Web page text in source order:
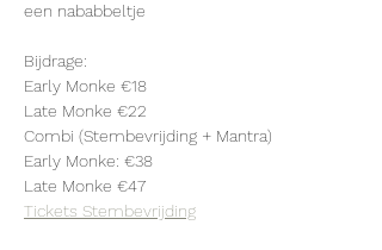
een nababbeltje
Bijdrage:
Early Monke €18
Late Monke €22
Combi (Stembevrijding + Mantra)
Early Monke: €38
Late Monke €47
Tickets Stembevrijding